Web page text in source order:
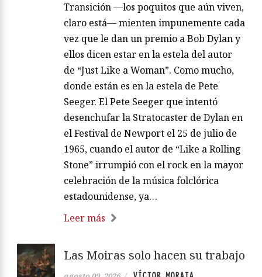
Transición —los poquitos que aún viven,
claro está— mienten impunemente cada
vez que le dan un premio a Bob Dylan y
ellos dicen estar en la estela del autor
de “Just Like a Woman”. Como mucho,
donde están es en la estela de Pete
Seeger. El Pete Seeger que intentó
desenchufar la Stratocaster de Dylan en
el Festival de Newport el 25 de julio de
1965, cuando el autor de “Like a Rolling
Stone” irrumpió con el rock en la mayor
celebración de la música folclórica
estadounidense, ya…
Leer más
Las Moiras solo hacen su trabajo